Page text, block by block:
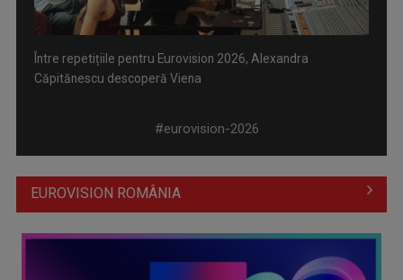
Între repetițiile pentru Eurovision 2026, Alexandra
Căpitănescu descoperă Viena
#eurovision-2026
EUROVISION ROMÂNIA